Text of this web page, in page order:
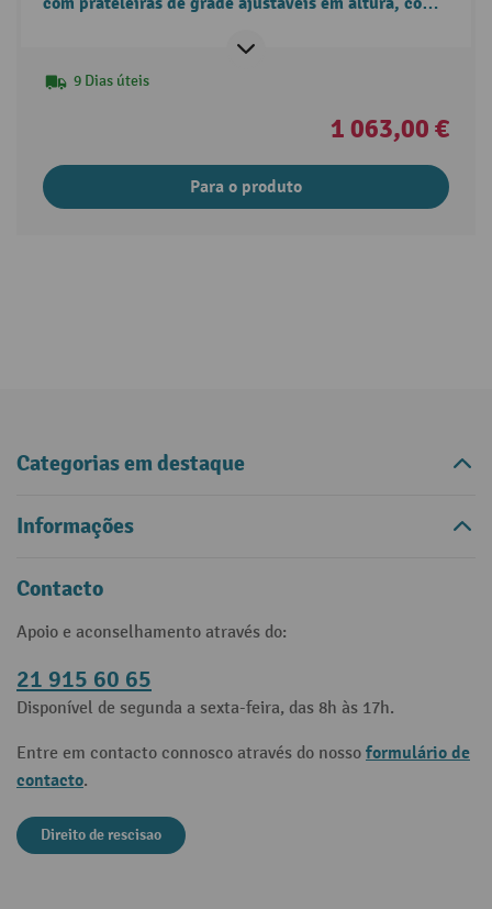
9 Dias úteis
1 063,00 €
Para o produto
Categorias em destaque
Informações
Contacto
Apoio e aconselhamento através do:
21 915 60 65
Disponível de segunda a sexta-feira, das 8h às 17h.
Entre em contacto connosco através do nosso formulário de
contacto.
Direito de rescisao